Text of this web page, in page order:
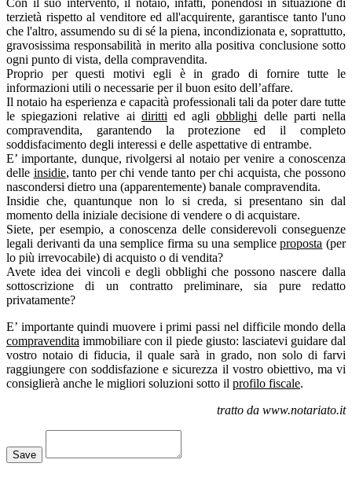
Con il suo intervento, il notaio, infatti, ponendosi in situazione di
terzietà rispetto al venditore ed all'acquirente, garantisce tanto l'uno
che l'altro, assumendo su di sé la piena, incondizionata e, soprattutto,
gravosissima responsabilità in merito alla positiva conclusione sotto
ogni punto di vista, della compravendita.
Proprio per questi motivi egli è in grado di fornire tutte le
informazioni utili o necessarie per il buon esito dell’affare.
Il notaio ha esperienza e capacità professionali tali da poter dare tutte
le spiegazioni relative ai diritti ed agliobblighi delle parti nella
compravendita, garantendo la protezione ed il completo
soddisfacimento degli interessi e delle aspettative di entrambe.
E’ importante, dunque, rivolgersi al notaio per venire a conoscenza
delle insidie, tanto per chi vende tanto per chi acquista, che possono
nascondersi dietro una (apparentemente) banale compravendita.
Insidie che, quantunque non lo si creda, si presentano sin dal
momento della iniziale decisione di vendere o di acquistare.
Siete, per esempio, a conoscenza delle considerevoli conseguenze
legali derivanti da una semplice firma su una sempliceproposta (per
lo più irrevocabile) di acquisto o di vendita?
Avete idea dei vincoli e degli obblighi che possono nascere dalla
sottoscrizione di un contratto preliminare, sia pure redatto
privatamente?
E’ importante quindi muovere i primi passi nel difficile mondo della
compravendita immobiliare con il piede giusto: lasciatevi guidare dal
vostro notaio di fiducia, il quale sarà in grado, non solo di farvi
raggiungere con soddisfazione e sicurezza il vostro obiettivo, ma vi
consiglierà anche le migliori soluzioni sotto il profilo fiscale.
tratto da www.notariato.it
Save